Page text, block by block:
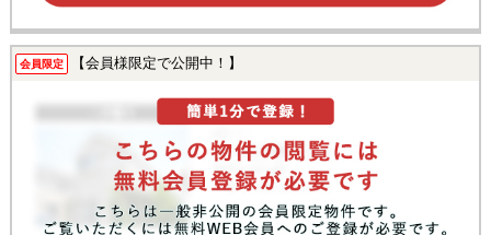
会員限定 【会員様限定で公開中！】